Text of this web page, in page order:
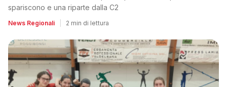
spariscono e una riparte dalla C2
News Regionali 2 min di lettura